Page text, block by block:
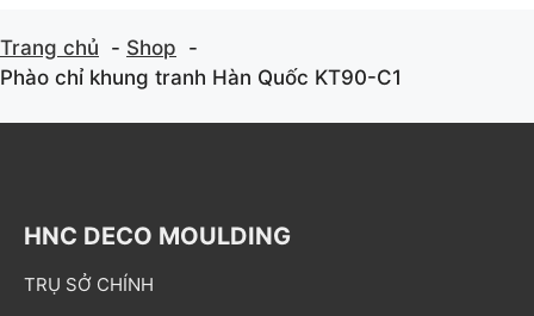
Trang chủ
Shop
Phào chỉ khung tranh Hàn Quốc KT90-C1
HNC DECO MOULDING
TRỤ SỞ CHÍNH